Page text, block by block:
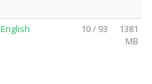
English 10 / 93
1381
MB